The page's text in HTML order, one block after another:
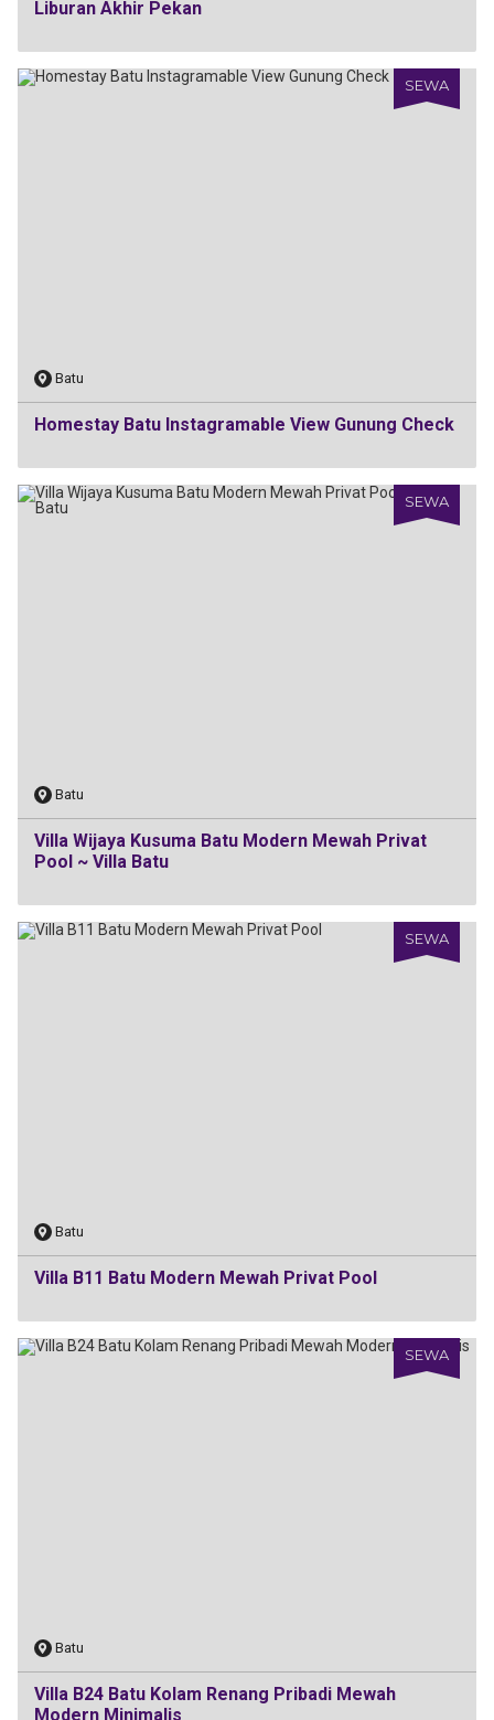
Liburan Akhir Pekan
SEWA
Batu
Homestay Batu Instagramable View Gunung Check
SEWA
Batu
Villa Wijaya Kusuma Batu Modern Mewah Privat
Pool ~ Villa Batu
SEWA
Batu
Villa B11 Batu Modern Mewah Privat Pool
SEWA
Batu
Villa B24 Batu Kolam Renang Pribadi Mewah
Modern Minimalis